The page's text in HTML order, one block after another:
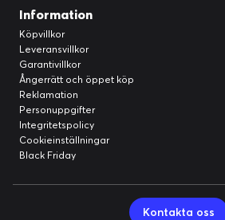
Information
Köpvillkor
Leveransvillkor
Garantivillkor
Ångerrätt och öppet köp
Reklamation
Personuppgifter
Integritetspolicy
Cookieinställningar
Black Friday
Kontakta oss